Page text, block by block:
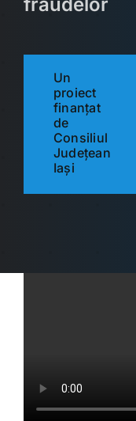
fraudelor
Un
proiect
finanțat
de
Consiliul
Județean
Iași